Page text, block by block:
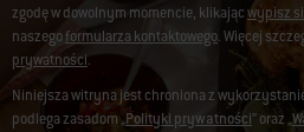
zgodę w dowolnym momencie, klikającwypisz
naszegoformularza kontaktowego. Więcej
prywatności.
Niniejsza witryna jest chroniona z
podlega zasadom „Polityki prywatności” oraz „